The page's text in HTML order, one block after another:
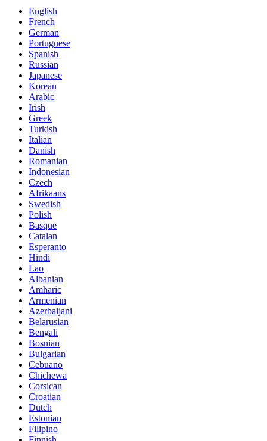
English
French
German
Portuguese
Spanish
Russian
Japanese
Korean
Arabic
Irish
Greek
Turkish
Italian
Danish
Romanian
Indonesian
Czech
Afrikaans
Swedish
Polish
Basque
Catalan
Esperanto
Hindi
Lao
Albanian
Amharic
Armenian
Azerbaijani
Belarusian
Bengali
Bosnian
Bulgarian
Cebuano
Chichewa
Corsican
Croatian
Dutch
Estonian
Filipino